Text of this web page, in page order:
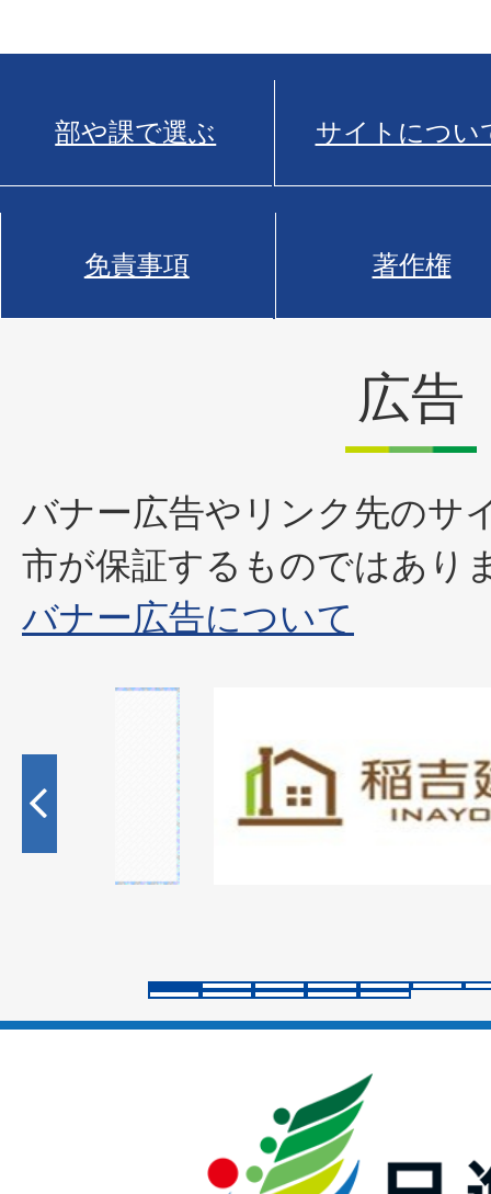
部や課で選ぶ サイトについ
免責事項 著作権
広告
バナー広告やリンク先のサ
市が保証するものではあり
バナー広告について
の
ラ
イ